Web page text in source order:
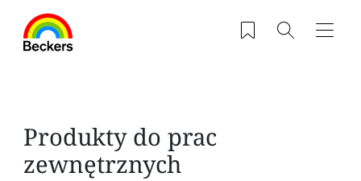
Zapisane produkty
Szukaj
Produkty do prac
zewnętrznych